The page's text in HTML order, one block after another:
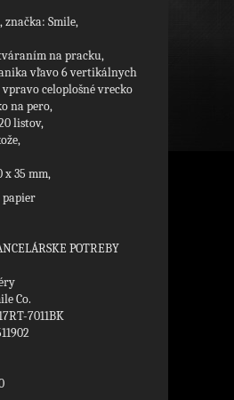
značka: Smile,
na pracku,
vľavo 6 vertikálnych
celoplošné vrecko
na pero,
listov,
x 35 mm,
papier
POTREBY
Co.
7011BK